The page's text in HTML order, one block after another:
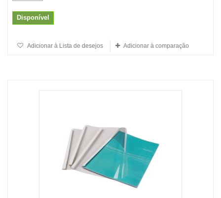
Disponível
Adicionar à Lista de desejos Adicionar à comparação